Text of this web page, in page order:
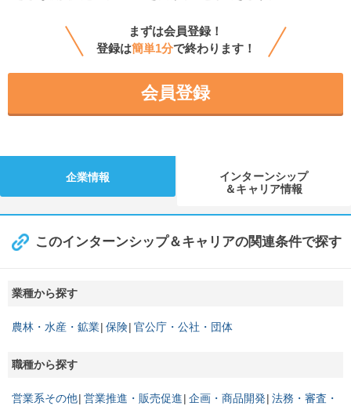
まずは会員登録！
登録は簡単1分で終わります！
会員登録
企業情報
インターンシップ
＆キャリア情報
このインターンシップ＆キャリアの関連条件で探す
業種から探す
農林・水産・鉱業 保険 官公庁・公社・団体
職種から探す
営業系その他 営業推進・販売促進 企画・商品開発 法務・審査・